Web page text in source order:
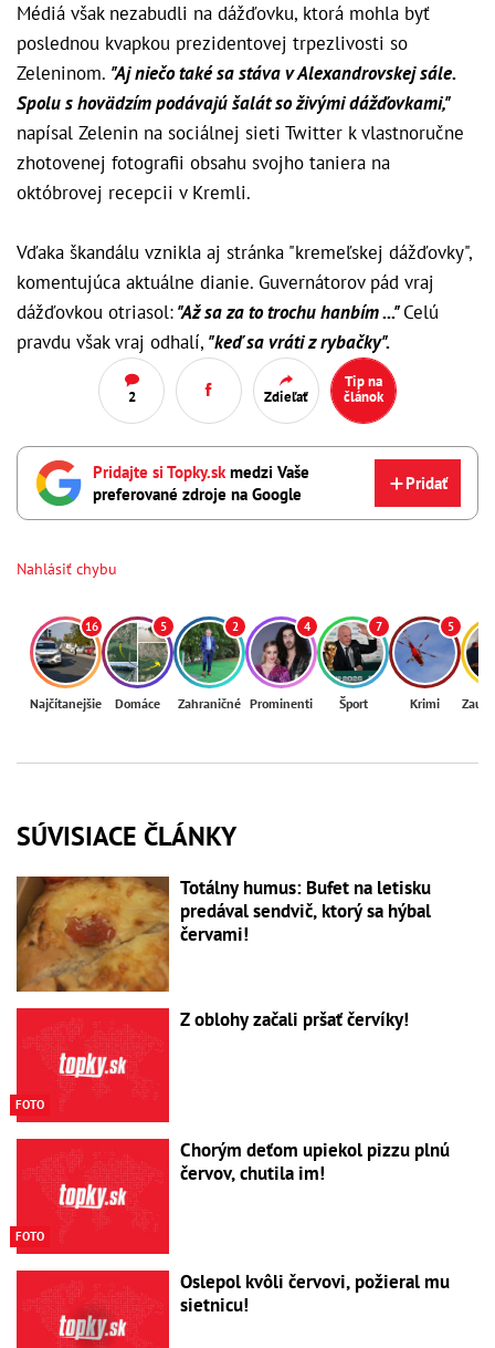
Médiá však nezabudli na dážďovku, ktorá mohla byť
poslednou kvapkou prezidentovej trpezlivosti so
Zeleninom. "Aj niečo také sa stáva v Alexandrovskej sále.
Spolu s hovädzím podávajú šalát so živými dážďovkami,"
napísal Zelenin na sociálnej sieti Twitter k vlastnoručne
zhotovenej fotografii obsahu svojho taniera na
októbrovej recepcii v Kremli.
Vďaka škandálu vznikla aj stránka "kremeľskej dážďovky",
komentujúca aktuálne dianie. Guvernátorov pád vraj
dážďovkou otriasol:"Až sa za to trochu hanbím ..."Celú
pravdu však vraj odhalí, "keď sa vráti z rybačky".
2 Zdieľať
Tip na
článok
Pridajte si Topky.sk medzi Vaše
preferované zdroje na Google
Pridať
Nahlásiť chybu
16
Najčítanejšie
5
Domáce
2
Zahraničné
4
Prominenti
7
Šport
5
Krimi
SÚVISIACE ČLÁNKY
Totálny humus: Bufet na letisku
predával sendvič, ktorý sa hýbal
červami!
FOTO
Z oblohy začali pršať červíky!
FOTO
Chorým deťom upiekol pizzu plnú
červov, chutila im!
Oslepol kvôli červovi, požieral mu
sietnicu!